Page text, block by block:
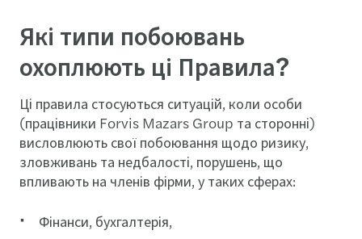
Які типи побоювань
охоплюють ці Правила?
Ці правила стосуються ситуацій, коли особи
(працівники Forvis Mazars Group та сторонні)
висловлюють свої побоювання щодо ризику,
зловживань та недбалості, порушень, що
впливають на членів фірми, у таких сферах:
Фінанси, бухгалтерія,